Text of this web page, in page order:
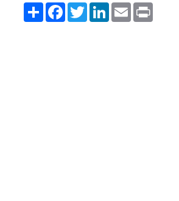
ShareFacebook
TwitterLinkedIn
Email